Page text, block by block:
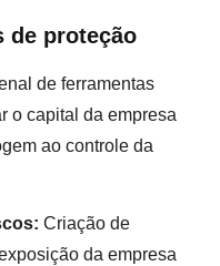
de proteção
de ferramentas
o capital da empresa
ao controle da
Criação de
da empresa